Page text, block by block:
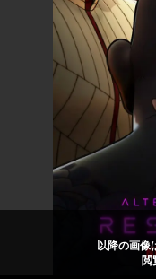
以降の画像
閲